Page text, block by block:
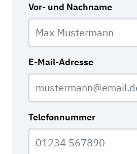
Vor- und Nachname
E-Mail-Adresse
Telefonnummer